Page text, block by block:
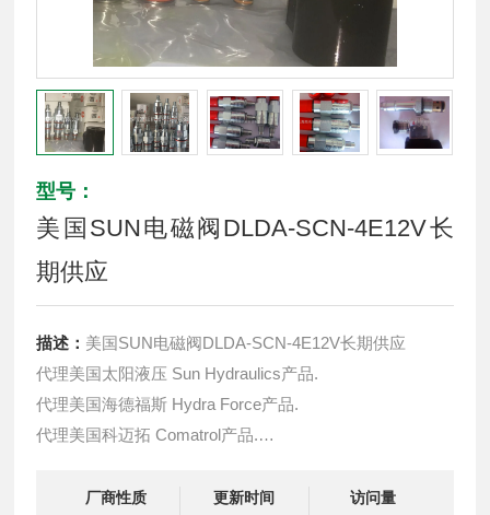
型号：
美国SUN电磁阀DLDA-SCN-4E12V长
期供应
描述： 美国SUN电磁阀DLDA-SCN-4E12V长期供应
代理美国太阳液压 Sun Hydraulics产品.
代理美国海德福斯 Hydra Force产品.
代理美国科迈拓 Comatrol产品.
提供油路系统设计,油路块设计,阀块设计与选型
厂商性质
更新时间
访问量